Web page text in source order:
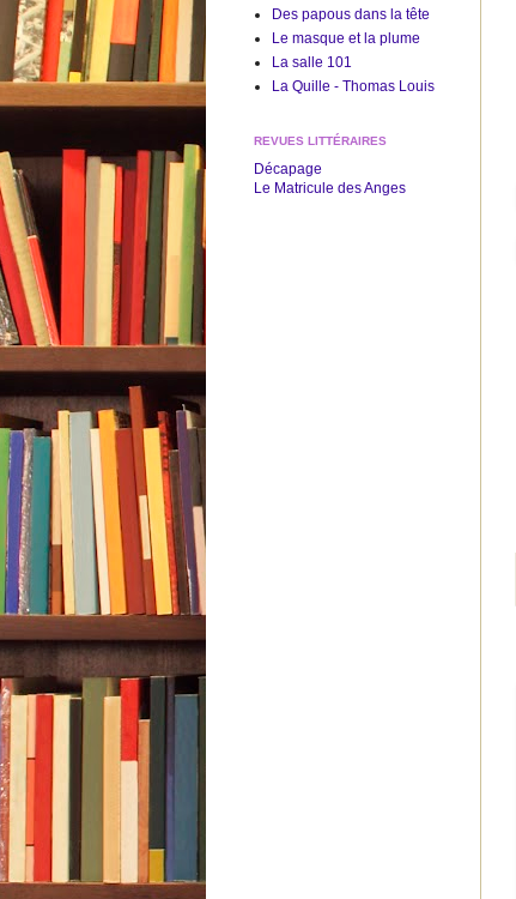
Des papous dans la tête
Le masque et la plume
La salle 101
La Quille - Thomas Louis
REVUES LITTÉRAIRES
Décapage
Le Matricule des Anges